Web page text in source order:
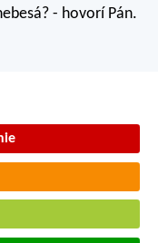
- hovorí Pán.